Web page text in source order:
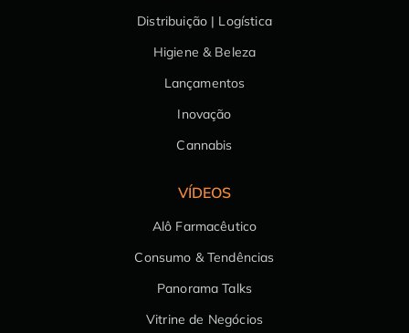
Distribuição | Logística
Higiene & Beleza
Lançamentos
Inovação
Cannabis
VÍDEOS
Alô Farmacêutico
Consumo & Tendências
Panorama Talks
Vitrine de Negócios